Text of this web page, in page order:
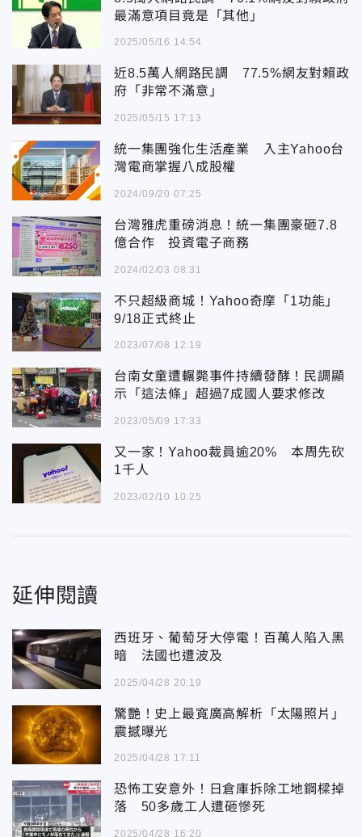
最滿意項目竟是「其他」
2025/05/16 14:54
近8.5萬人網路民調 77.5%網友對賴政
府「非常不滿意」
2025/05/15 17:13
統一集團強化生活產業 入主Yahoo台
灣電商掌握八成股權
2024/09/20 07:25
台灣雅虎重磅消息！統一集團豪砸7.8
億合作 投資電子商務
2024/02/03 08:31
不只超級商城！Yahoo奇摩「1功能」
9/18正式終止
2023/07/08 12:19
台南女童遭輾斃事件持續發酵！民調顯
示「這法條」超過7成國人要求修改
2023/05/09 17:33
又一家！Yahoo裁員逾20% 本周先砍
1千人
2023/02/10 10:25
延伸閱讀
西班牙、葡萄牙大停電！百萬人陷入黑
暗 法國也遭波及
2025/04/28 20:19
驚艷！史上最寬廣高解析「太陽照片」
震撼曝光
2025/04/28 17:11
恐怖工安意外！日倉庫拆除工地鋼樑掉
落 50多歲工人遭砸慘死
2025/04/28 16:20